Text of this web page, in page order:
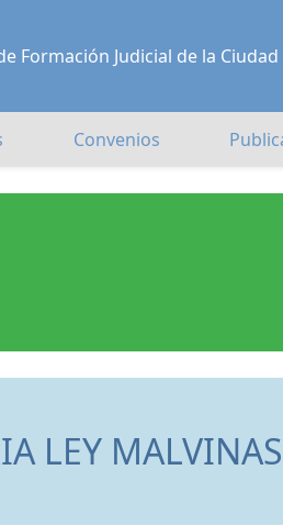
Formación Judicial de la
Convenios
LEY MALVINAS